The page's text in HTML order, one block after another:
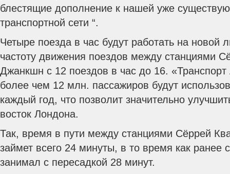
блестящие дополнение к нашей уже
транспортной сети “.
Четыре поезда в час будут работать на новой
частоту движения поездов между станциями
Джанкшн с 12 поездов в час до 16. «Транспорт
более чем 12 млн. пассажиров будут
каждый год, что позволит значительно
восток Лондона.
Так, время в пути между станциями Сёррей
займет всего 24 минуты, в то время как ранее
занимал с пересадкой 28 минут.